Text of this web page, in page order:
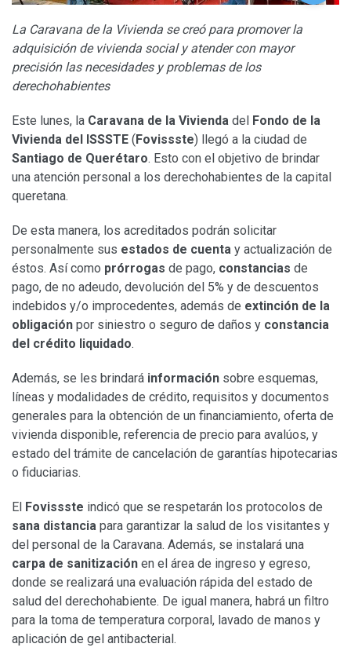
La Caravana de la Vivienda se creó para promover la
adquisición de vivienda social y atender con mayor
precisión las necesidades y problemas de los
derechohabientes
Este lunes, la Caravana de la Vivienda del
Fondo de la
Vivienda del ISSSTE ( Fovissste) llegó a la ciudad de
Santiago de Querétaro. Esto con el objetivo de brindar
una atención personal a los derechohabientes de la capital
queretana.
De esta manera, los acreditados podrán solicitar
personalmente sus estados de cuenta y actualización de
éstos. Así como prórrogas de pago, constancias de
pago, de no adeudo, devolución del 5% y de descuentos
indebidos y/o improcedentes, además de extinción de la
obligación por siniestro o seguro de daños y constancia
del crédito liquidado.
Además, se les brindará información sobre esquemas,
líneas y modalidades de crédito, requisitos y documentos
generales para la obtención de un financiamiento, oferta de
vivienda disponible, referencia de precio para avalúos, y
estado del trámite de cancelación de garantías hipotecarias
o fiduciarias.
El Fovissste indicó que se respetarán los protocolos de
sana distancia para garantizar la salud de los visitantes y
del personal de la Caravana. Además, se instalará una
carpa de sanitización en el área de ingreso y egreso,
donde se realizará una evaluación rápida del estado de
salud del derechohabiente. De igual manera, habrá un filtro
para la toma de temperatura corporal, lavado de manos y
aplicación de gel antibacterial.